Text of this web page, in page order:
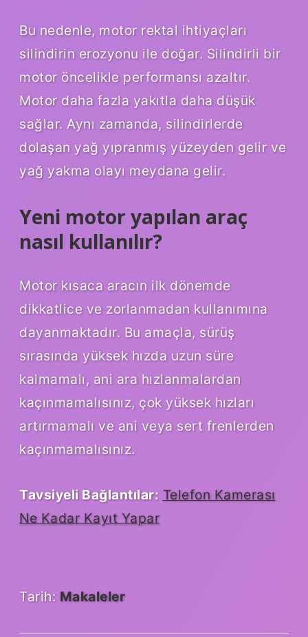
Bu nedenle, motor rektal ihtiyaçları
silindirin erozyonu ile doğar. Silindirli bir
motor öncelikle performansı azaltır.
Motor daha fazla yakıtla daha düşük
sağlar. Aynı zamanda, silindirlerde
dolaşan yağ yıpranmış yüzeyden gelir ve
yağ yakma olayı meydana gelir.
Yeni motor yapılan araç
nasıl kullanılır?
Motor kısaca aracın ilk dönemde
dikkatlice ve zorlanmadan kullanımına
dayanmaktadır. Bu amaçla, sürüş
sırasında yüksek hızda uzun süre
kalmamalı, ani ara hızlanmalardan
kaçınmamalısınız, çok yüksek hızları
artırmamalı ve ani veya sert frenlerden
kaçınmamalısınız.
Tavsiyeli Bağlantılar: Telefon Kamerası
Ne Kadar Kayıt Yapar
Tarih: Makaleler